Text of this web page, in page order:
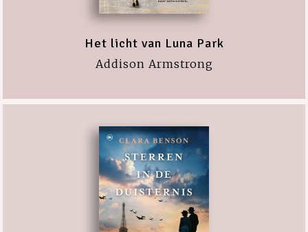
Het licht van Luna Park
Addison Armstrong